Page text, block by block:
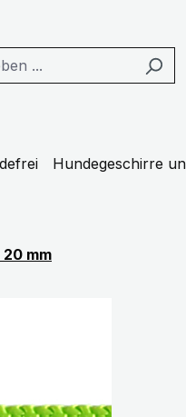
Hundegeschirre
mm